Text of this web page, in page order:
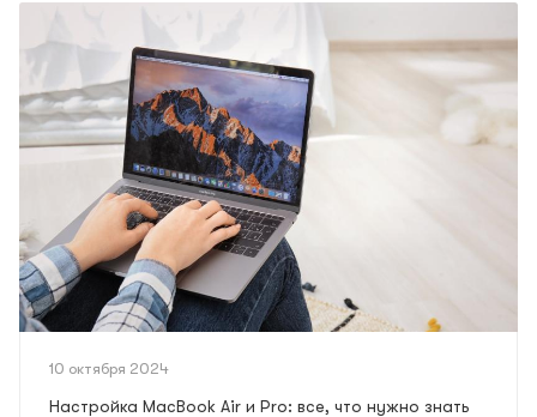
10 октября 2024
Настройка MacBook Air и Pro: все, что нужно знать